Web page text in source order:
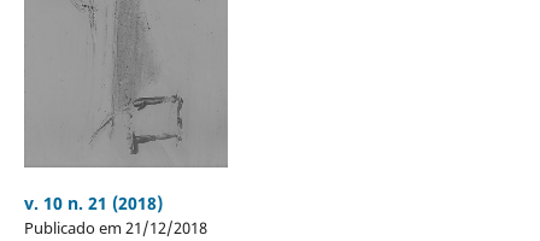
v. 10 n. 21 (2018)
Publicado em 21/12/2018